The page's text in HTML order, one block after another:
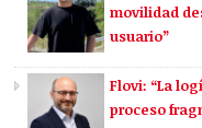
movilidad
usuario”
Flovi: “La
proceso